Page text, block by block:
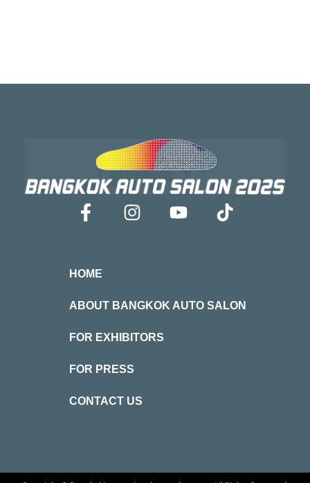
HOME
ABOUT BANGKOK AUTO SALON
FOR EXHIBITORS
FOR PRESS
CONTACT US